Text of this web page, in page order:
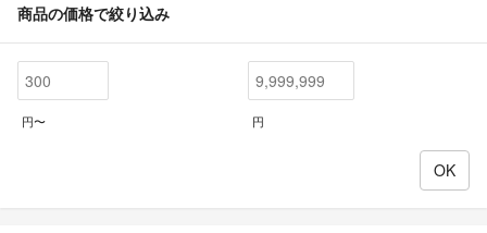
商品の価格で絞り込み
円〜 円